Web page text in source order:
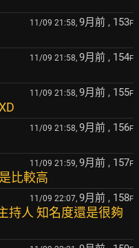
11/09 21:58, 9月前 , 153F
11/09 21:58, 9月前 , 154F
11/09 21:58, 9月前 , 155F
11/09 21:58, 9月前 , 156F
11/09 21:59, 9月前 , 157F
比較高
11/09 22:07, 9月前 , 158F
持人 知名度還是很夠